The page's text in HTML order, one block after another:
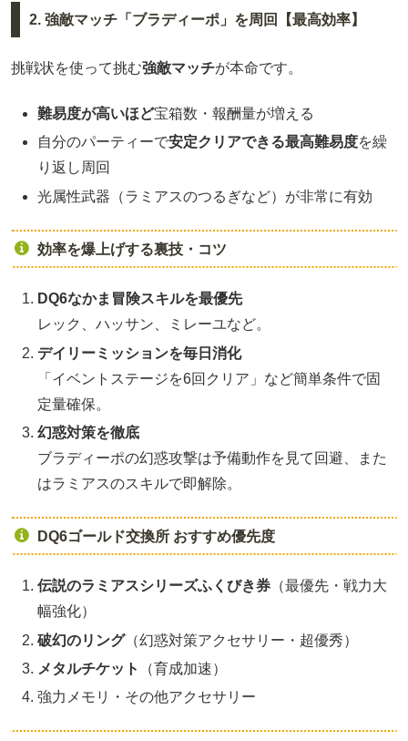
2. 強敵マッチ「ブラディーポ」を周回【最高効率】
挑戦状を使って挑む強敵マッチが本命です。
難易度が高いほど宝箱数・報酬量が増える
自分のパーティーで安定クリアできる最高難易度を繰
り返し周回
光属性武器（ラミアスのつるぎなど）が非常に有効
効率を爆上げする裏技・コツ
DQ6なかま冒険スキルを最優先
レック、ハッサン、ミレーユなど。
デイリーミッションを毎日消化
「イベントステージを6回クリア」など簡単条件で固
定量確保。
幻惑対策を徹底
ブラディーポの幻惑攻撃は予備動作を見て回避、また
はラミアスのスキルで即解除。
DQ6ゴールド交換所 おすすめ優先度
伝説のラミアスシリーズふくびき券 （最優先・戦力大
幅強化）
破幻のリング（幻惑対策アクセサリー・超優秀）
メタルチケット
（育成加速）
強力メモリ・その他アクセサリー